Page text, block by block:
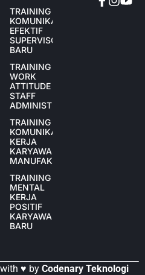
TRAINING
KOMUNIKASI
EFEKTIF
SUPERVISOR
BARU
TRAINING
WORK
ATTITUDE
STAFF
ADMINISTRASI
TRAINING
KOMUNIKASI
KERJA
KARYAWAN
MANUFAKTUR
TRAINING
MENTAL
KERJA
POSITIF
KARYAWAN
BARU
♥ by Codenary Teknologi